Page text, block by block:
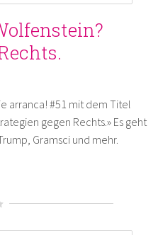
arranca! #51 mit dem Titel
gegen Rechts.» Es geht
Gramsci und mehr.